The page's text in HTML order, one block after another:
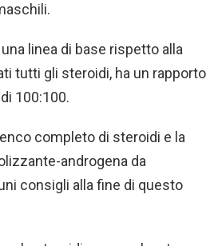
linea di base rispetto alla
tutti gli steroidi, ha un rapporto
100:100.
completo di steroidi e la
androgena da
consigli alla fine di questo